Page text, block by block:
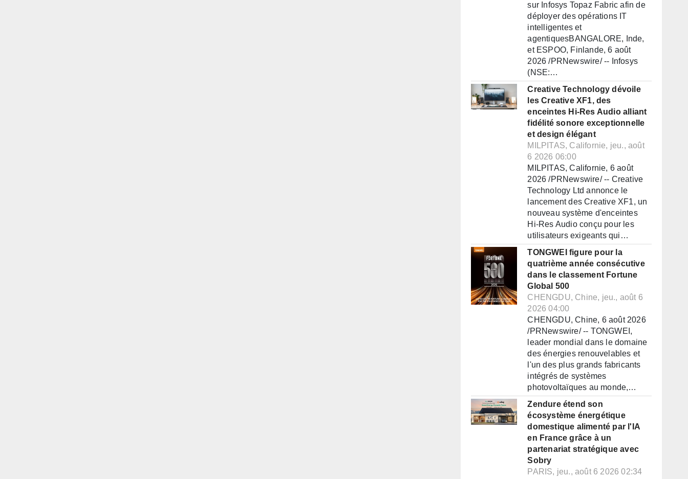
sur Infosys Topaz Fabric afin de
déployer des opérations IT
intelligentes et
agentiquesBANGALORE, Inde,
et ESPOO, Finlande, 6 août
2026 /PRNewswire/ -- Infosys
(NSE:…
Creative Technology dévoile
les Creative XF1, des
enceintes Hi-Res Audio alliant
fidélité sonore exceptionnelle
et design élégant
MILPITAS, Californie, jeu., août
6 2026 06:00
MILPITAS, Californie, 6 août
2026 /PRNewswire/ -- Creative
Technology Ltd annonce le
lancement des Creative XF1, un
nouveau système d'enceintes
Hi-Res Audio conçu pour les
utilisateurs exigeants qui…
TONGWEI figure pour la
quatrième année consécutive
dans le classement Fortune
Global 500
CHENGDU, Chine, jeu., août 6
2026 04:00
CHENGDU, Chine, 6 août 2026
/PRNewswire/ -- TONGWEI,
leader mondial dans le domaine
des énergies renouvelables et
l'un des plus grands fabricants
intégrés de systèmes
photovoltaïques au monde,…
Zendure étend son
écosystème énergétique
domestique alimenté par l'IA
en France grâce à un
partenariat stratégique avec
Sobry
PARIS, jeu., août 6 2026 02:34